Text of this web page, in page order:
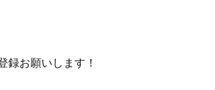
録お願いします！